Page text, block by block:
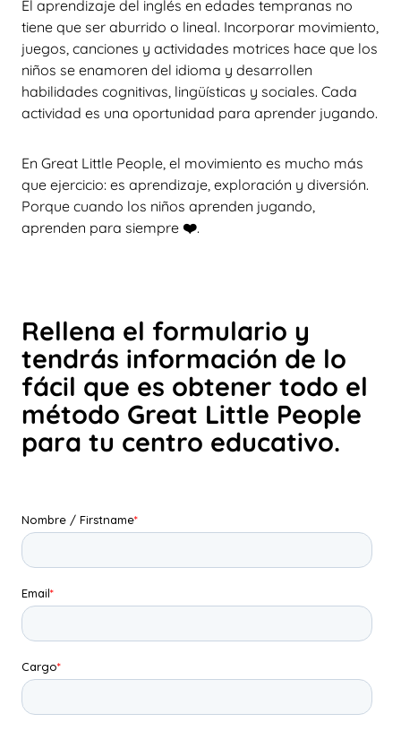
El aprendizaje del inglés en edades tempranas no
tiene que ser aburrido o lineal. Incorporar movimiento,
juegos, canciones y actividades motrices hace que los
niños se enamoren del idioma y desarrollen
habilidades cognitivas, lingüísticas y sociales. Cada
actividad es una oportunidad para aprender jugando.
En Great Little People, el movimiento es mucho más
que ejercicio: es aprendizaje, exploración y diversión.
Porque cuando los niños aprenden jugando,
aprenden para siempre ❤️.
Rellena el formulario y
tendrás información de lo
fácil que es obtener todo el
método Great Little People
para tu centro educativo.